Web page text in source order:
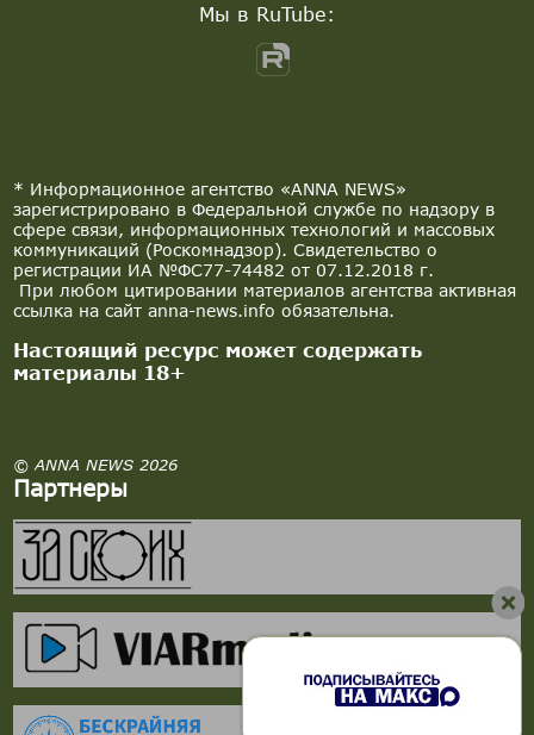
* Информационное агентство «ANNA NEWS»
зарегистрировано в Федеральной службе по надзору в
сфере связи, информационных технологий и массовых
коммуникаций (Роскомнадзор). Свидетельство о
регистрации ИА №ФС77-74482 от 07.12.2018 г.
При любом цитировании материалов агентства активная
ссылка на сайт anna-news.info обязательна.
Настоящий ресурс может содержать
материалы 18+
© ANNA NEWS 2026
Партнеры
Мы в RuTube: